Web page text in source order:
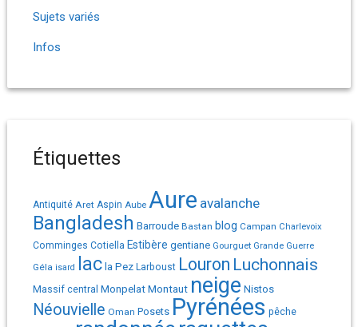
Sujets variés
Infos
Étiquettes
Antiquité Aret Aspin Aube Aure avalanche
Bangladesh Barroude Bastan blog Campan Charlevoix
Comminges Cotiella Estibère gentiane Gourguet Grande Guerre
Géla isard lac la Pez Larboust Louron Luchonnais
Massif central MonpelatMontaut neige Nistos
Néouvielle Oman Posets Pyrénées pêche